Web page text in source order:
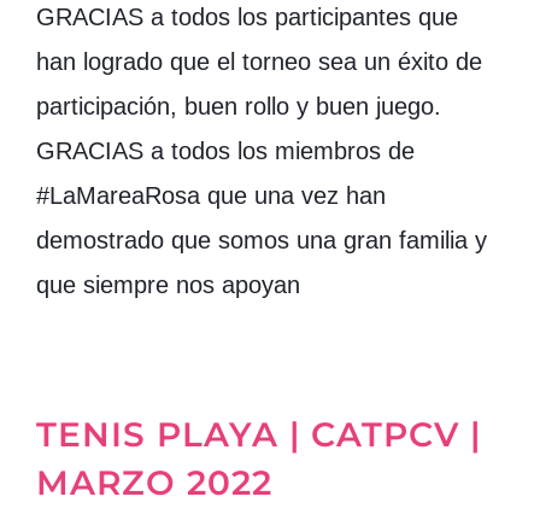
GRACIAS a todos los participantes que
han logrado que el torneo sea un éxito de
participación, buen rollo y buen juego.
GRACIAS a todos los miembros de
#LaMareaRosa que una vez han
demostrado que somos una gran familia y
que siempre nos apoyan
TENIS PLAYA | CATPCV |
MARZO 2022